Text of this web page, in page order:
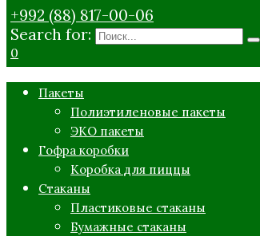
+992 (88) 817-00-06
Search for:
0
Пакеты
Полиэтиленовые пакеты
ЭКО пакеты
Гофра коробки
Коробка для пиццы
Стаканы
Пластиковые стаканы
Бумажные стаканы